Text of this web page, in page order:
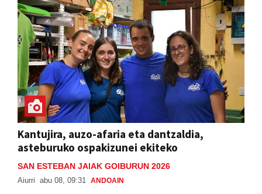
Kantujira, auzo-afaria eta dantzaldia,
asteburuko ospakizunei ekiteko
SAN ESTEBAN JAIAK GOIBURUN 2026
Aiurri abu 08, 09:31 ANDOAIN